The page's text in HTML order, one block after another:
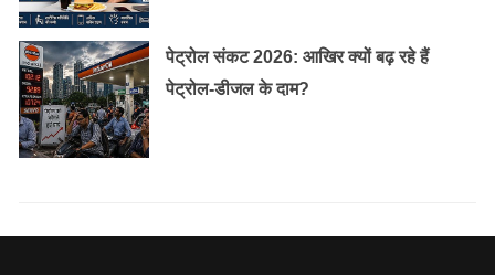
पेट्रोल संकट 2026: आखिर क्यों बढ़ रहे हैं
पेट्रोल-डीजल के दाम?